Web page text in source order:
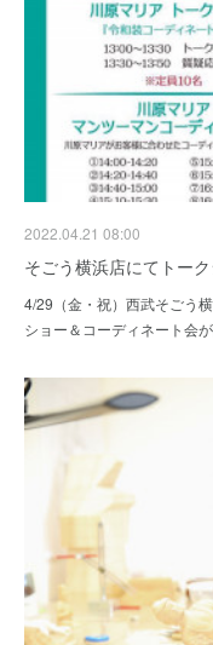
2022.04.21 08:00
そごう横浜店にてトー
4/29（金・祝）西武そごう
ショー＆コーディネート会